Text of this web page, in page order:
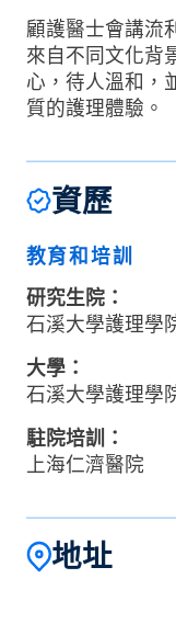
顧護醫士會講流
來自不同文化背
心，待人溫和，
質的護理體驗。
資歷
教育和培訓
研究生院：
石溪大學護理學
大學：
石溪大學護理學
駐院培訓：
上海仁濟醫院
地址